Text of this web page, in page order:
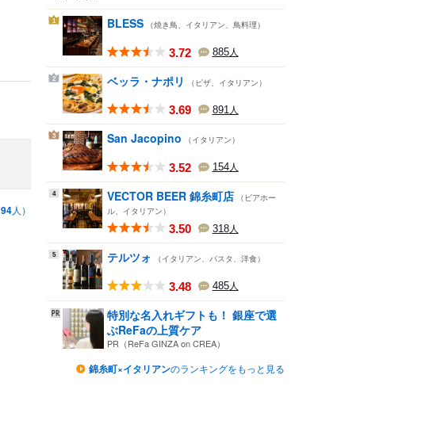
94人）
1 BLESS （焼き鳥、イタリアン、鳥料理）
3.72 885人
2 ベッラ・ナポリ （ピザ、イタリアン）
3.69 891 人
3 San Jacopino （イタリアン）
3.52 154人
4 VECTOR BEER 錦糸町店 （ビアホー
ル、イタリアン）
3.50 318人
5 テルツォ （イタリアン、パスタ、洋食）
3.48 485人
特別な名入れギフトも！ 銀座で選
ぶReFaの上質ケア
PR（ReFa GINZA on CREA）
錦糸町×イタリアンのランキングをもっと見る